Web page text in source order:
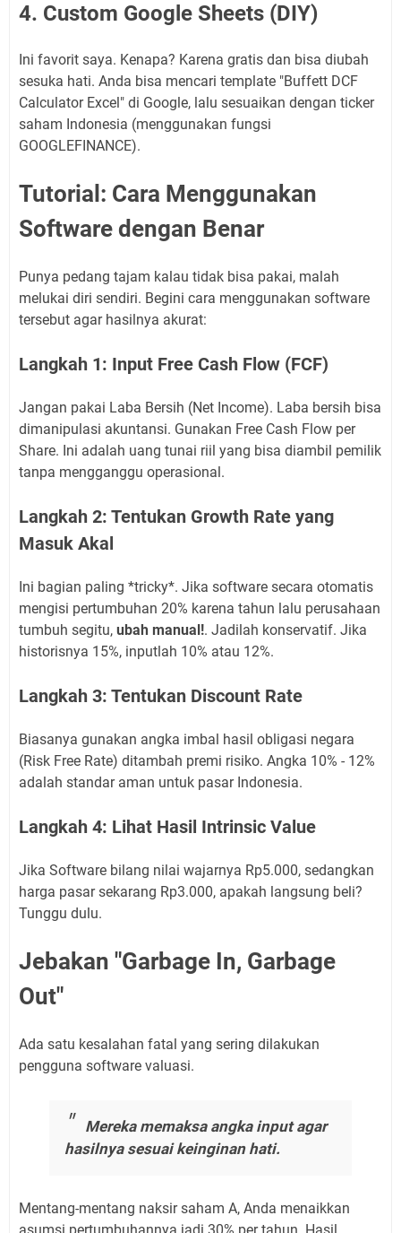
4. Custom Google Sheets (DIY)
Ini favorit saya. Kenapa? Karena gratis dan bisa diubah
sesuka hati. Anda bisa mencari template "Buffett DCF
Calculator Excel" di Google, lalu sesuaikan dengan ticker
saham Indonesia (menggunakan fungsi
GOOGLEFINANCE).
Tutorial: Cara Menggunakan
Software dengan Benar
Punya pedang tajam kalau tidak bisa pakai, malah
melukai diri sendiri. Begini cara menggunakan software
tersebut agar hasilnya akurat:
Langkah 1: Input Free Cash Flow (FCF)
Jangan pakai Laba Bersih (Net Income). Laba bersih bisa
dimanipulasi akuntansi. Gunakan Free Cash Flow per
Share. Ini adalah uang tunai riil yang bisa diambil pemilik
tanpa mengganggu operasional.
Langkah 2: Tentukan Growth Rate yang
Masuk Akal
Ini bagian paling *tricky*. Jika software secara otomatis
mengisi pertumbuhan 20% karena tahun lalu perusahaan
tumbuh segitu, ubah manual!. Jadilah konservatif. Jika
historisnya 15%, inputlah 10% atau 12%.
Langkah 3: Tentukan Discount Rate
Biasanya gunakan angka imbal hasil obligasi negara
(Risk Free Rate) ditambah premi risiko. Angka 10% - 12%
adalah standar aman untuk pasar Indonesia.
Langkah 4: Lihat Hasil Intrinsic Value
Jika Software bilang nilai wajarnya Rp5.000, sedangkan
harga pasar sekarang Rp3.000, apakah langsung beli?
Tunggu dulu.
Jebakan "Garbage In, Garbage
Out"
Ada satu kesalahan fatal yang sering dilakukan
pengguna software valuasi.
Mereka memaksa angka input agar
hasilnya sesuai keinginan hati.
Mentang-mentang naksir saham A, Anda menaikkan